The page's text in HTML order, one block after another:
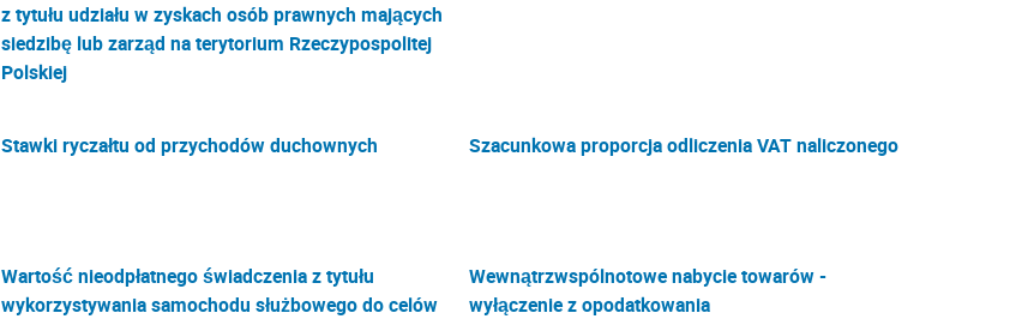
z tytułu udziału w zyskach osób prawnych mających
siedzibę lub zarząd na terytorium Rzeczypospolitej
Polskiej
Stawki ryczałtu od przychodów duchownych Szacunkowa proporcja odliczenia VAT naliczonego
Wartość nieodpłatnego świadczenia z tytułu
wykorzystywania samochodu służbowego do celów
Wewnątrzwspólnotowe nabycie towarów -
wyłączenie z opodatkowania